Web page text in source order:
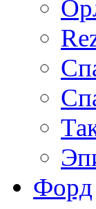
Форд